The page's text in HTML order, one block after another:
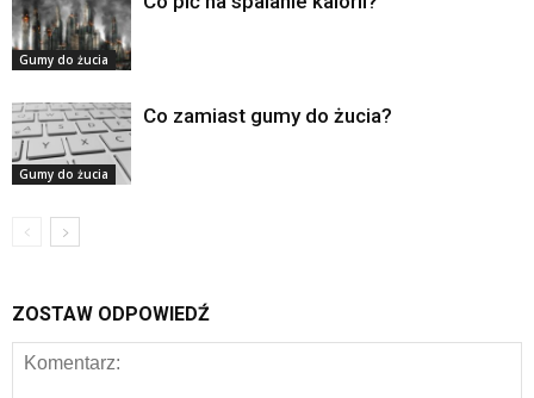
Gumy do żucia
Gumy do żucia
Co zamiast gumy do żucia?
ZOSTAW ODPOWIEDŹ